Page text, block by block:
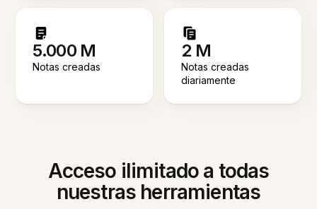
5.000 M
Notas creadas
2 M
Notas creadas
diariamente
Acceso ilimitado a todas
nuestras herramientas